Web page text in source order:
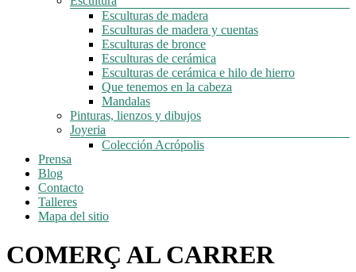
Esculturas de madera
Esculturas de madera y cuentas
Esculturas de bronce
Esculturas de cerámica
Esculturas de cerámica e hilo de hierro
Que tenemos en la cabeza
Mandalas
Pinturas, lienzos y dibujos
Joyeria
Colección Acrópolis
Prensa
Blog
Contacto
Talleres
Mapa del sitio
COMERÇ AL CARRER